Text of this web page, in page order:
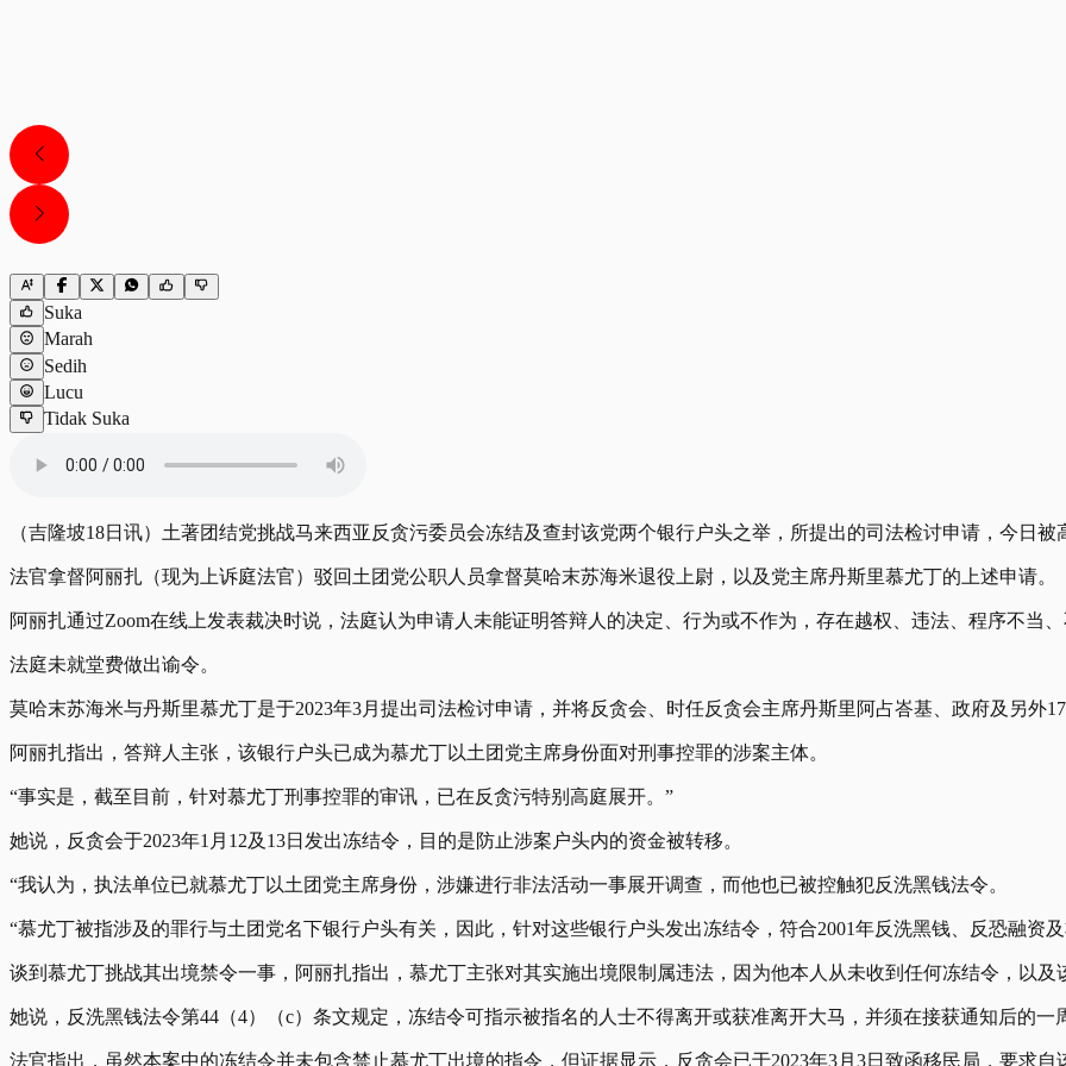
Suka
Marah
Sedih
Lucu
Tidak Suka
（吉隆坡18日讯）土著团结党挑战马来西亚反贪污委员会冻结及查封该党两个银行户头之举，所提出的司法检讨申请，今日被
法官拿督阿丽扎（现为上诉庭法官）驳回土团党公职人员拿督莫哈末苏海米退役上尉，以及党主席丹斯里慕尤丁的上述申请。
阿丽扎通过Zoom在线上发表裁决时说，法庭认为申请人未能证明答辩人的决定、行为或不作为，存在越权、违法、程序不当
法庭未就堂费做出谕令。
莫哈末苏海米与丹斯里慕尤丁是于2023年3月提出司法检讨申请，并将反贪会、时任反贪会主席丹斯里阿占峇基、政府及另外
阿丽扎指出，答辩人主张，该银行户头已成为慕尤丁以土团党主席身份面对刑事控罪的涉案主体。
“事实是，截至目前，针对慕尤丁刑事控罪的审讯，已在反贪污特别高庭展开。”
她说，反贪会于2023年1月12及13日发出冻结令，目的是防止涉案户头内的资金被转移。
“我认为，执法单位已就慕尤丁以土团党主席身份，涉嫌进行非法活动一事展开调查，而他也已被控触犯反洗黑钱法令。
“慕尤丁被指涉及的罪行与土团党名下银行户头有关，因此，针对这些银行户头发出冻结令，符合2001年反洗黑钱、反恐融资
谈到慕尤丁挑战其出境禁令一事，阿丽扎指出，慕尤丁主张对其实施出境限制属违法，因为他本人从未收到任何冻结令，以及
她说，反洗黑钱法令第44（4）（c）条文规定，冻结令可指示被指名的人士不得离开或获准离开大马，并须在接获通知后的
法官指出，虽然本案中的冻结令并未包含禁止慕尤丁出境的指令，但证据显示，反贪会已于2023年3月3日致函移民局，要求